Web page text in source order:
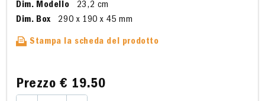
Dim. Modello
23,2 cm
Dim. Box
290 x 190 x 45 mm
Stampa la scheda del prodotto
Prezzo€ 19.50